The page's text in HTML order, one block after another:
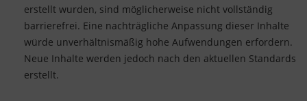
erstellt wurden, sind möglicherweise nicht vollständig
barrierefrei. Eine nachträgliche Anpassung dieser Inhalte
würde unverhältnismäßig hohe Aufwendungen erfordern.
Neue Inhalte werden jedoch nach den aktuellen Standards
erstellt.